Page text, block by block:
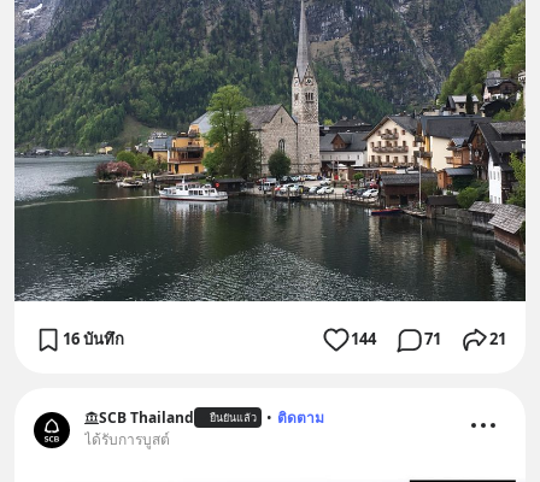
16 บันทึก 144 71 21
SCB Thailand ยืนยันแล้ว • ติดตาม
ได้รับการบูสต์